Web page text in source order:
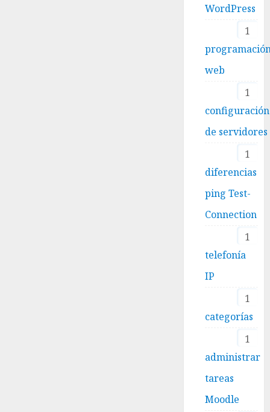
WordPress
1
web
1
configuración
de servidores
1
diferencias
ping Test-
Connection
1
telefonía
IP
1
categorías
1
administrar
tareas
Moodle